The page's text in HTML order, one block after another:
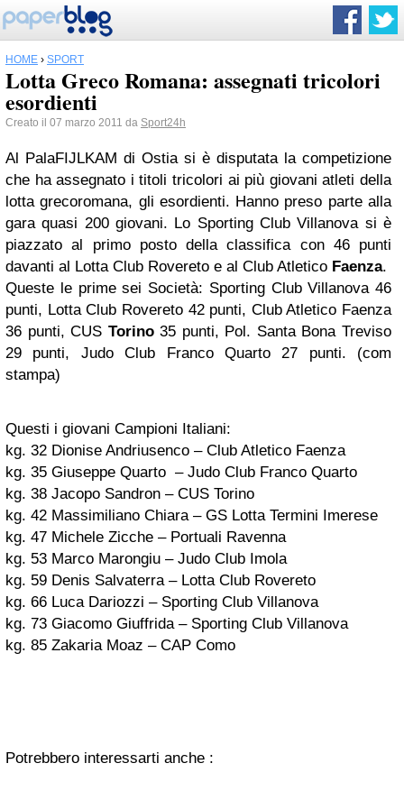
HOME › SPORT
Lotta Greco Romana: assegnati tricolori
esordienti
Creato il 07 marzo 2011 da Sport24h
Al PalaFIJLKAM di Ostia si è disputata la competizione
che ha assegnato i titoli tricolori ai più giovani atleti della
lotta grecoromana, gli esordienti. Hanno preso parte alla
gara quasi 200 giovani. Lo Sporting Club Villanova si è
piazzato al primo posto della classifica con 46 punti
davanti al Lotta Club Rovereto e al Club Atletico Faenza.
Queste le prime sei Società: Sporting Club Villanova 46
punti, Lotta Club Rovereto 42 punti, Club Atletico Faenza
36 punti, CUS Torino35 punti, Pol. Santa Bona Treviso
29 punti, Judo Club Franco Quarto 27 punti. (com
stampa)
Questi i giovani Campioni Italiani:
kg. 32 Dionise Andriusenco – Club Atletico Faenza
kg. 35 Giuseppe Quarto – Judo Club Franco Quarto
kg. 38 Jacopo Sandron – CUS Torino
kg. 42 Massimiliano Chiara – GS Lotta Termini Imerese
kg. 47 Michele Zicche – Portuali Ravenna
kg. 53 Marco Marongiu – Judo Club Imola
kg. 59 Denis Salvaterra – Lotta Club Rovereto
kg. 66 Luca Dariozzi – Sporting Club Villanova
kg. 73 Giacomo Giuffrida – Sporting Club Villanova
kg. 85 Zakaria Moaz – CAP Como
Potrebbero interessarti anche :